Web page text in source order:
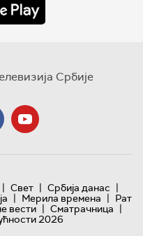
Србије
| Свет | Србија данас |
| Мерила времена | Рат
вести | Сматрачница |
2026